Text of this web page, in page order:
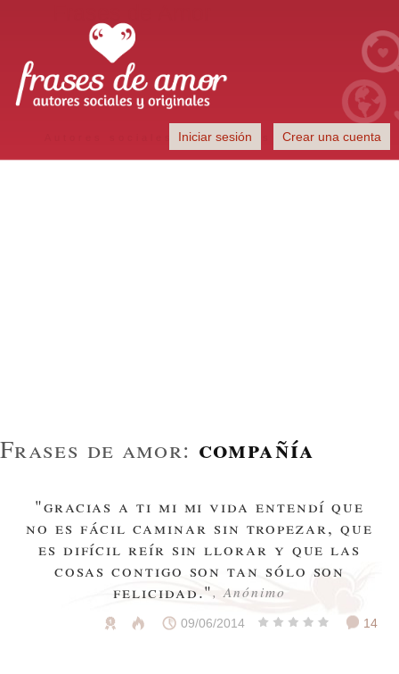
Autores sociales y originales
Iniciar sesión Crear una cuenta
Frases de amor: compañía
"gracias a ti mi mi vida entendí que
no es fácil caminar sin tropezar, que
es difícil reír sin llorar y que las
cosas contigo son tan sólo son
felicidad.", Anónimo
09/06/2014 14